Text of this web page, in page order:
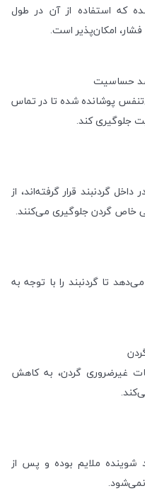
که استفاده از آن در طول
امکان‌پذیر است.
حساسیت
پوشانده شده تا در تماس
جلوگیری کند.
گردنبند قرار گرفته‌اند، از
خاص گردن جلوگیری می‌کنند.
تا گردنبند را با توجه به
غیرضروری گردن، به کاهش
ملایم بوده و پس از